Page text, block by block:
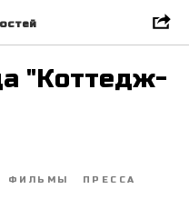
"Коттедж-
ФИЛЬМЫ ПРЕССА